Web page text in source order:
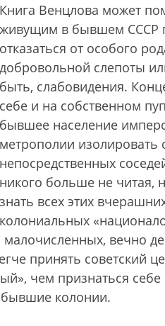
Книга Венцлова может
живущим в бывшем СССР
отказаться от особого
добровольной слепоты
быть, слабовидения.
себе и на собственном
бывшее население
метрополии изолировать
непосредственных
никого больше не читая,
знать всех этих
колониальных
малочисленных, вечно
принять советский
чем признаться себе
бывшие колонии.